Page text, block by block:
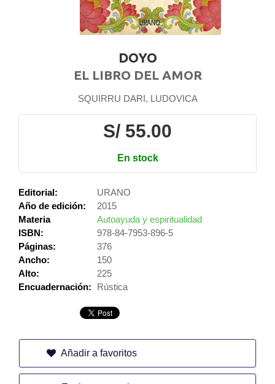
DOYO
EL LIBRO DEL AMOR
SQUIRRU DARI, LUDOVICA
S/ 55.00
En stock
Editorial:
URANO
Año de edición:
2015
Materia
Autoayuda y espiritualidad
ISBN:
978-84-7953-896-5
Páginas:
376
Ancho:
150
Alto:
225
Encuadernación:
Rústica
Añadir a favoritos